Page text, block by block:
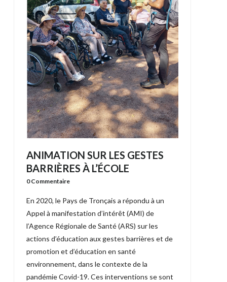
ANIMATION SUR LES GESTES
BARRIÈRES À L’ÉCOLE
0 Commentaire
En 2020, le Pays de Tronçais a répondu à un
Appel à manifestation d’intérêt (AMI) de
l’Agence Régionale de Santé (ARS) sur les
actions d’éducation aux gestes barrières et de
promotion et d’éducation en santé
environnement, dans le contexte de la
pandémie Covid-19. Ces interventions se sont